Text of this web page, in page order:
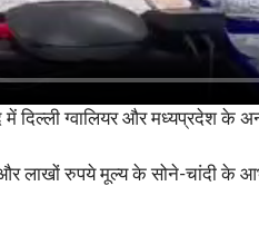
में दिल्ली ग्वालियर और मध्यप्रदेश
लाखों रुपये मूल्य के सोने-चांदी के